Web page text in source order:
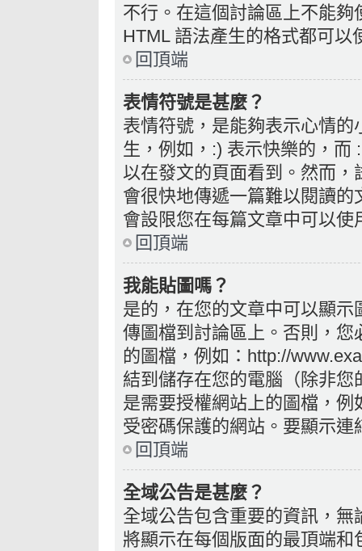
不行。在這個討論區上不能
HTML 語法產生的格式都可以
回頂端
表情符號是甚麼？
表情符號，是能夠表示心情
生，例如，:) 表示快樂的，而
以在發文的頁面看到。然而
會很快地傳遞一篇難以閱讀
會設限您在每篇文章中可以使
回頂端
我能貼圖嗎？
是的，在您的文章中可以顯
傳圖檔到討論區上。否則，
的圖檔，例如：http://
結到儲存在您的電腦（除非
是需要授權網站上的圖檔，
受密碼保護的網站。要顯示
回頂端
全域公告是甚麼？
全域公告包含重要的資訊，
將顯示在每個版面的最頂端